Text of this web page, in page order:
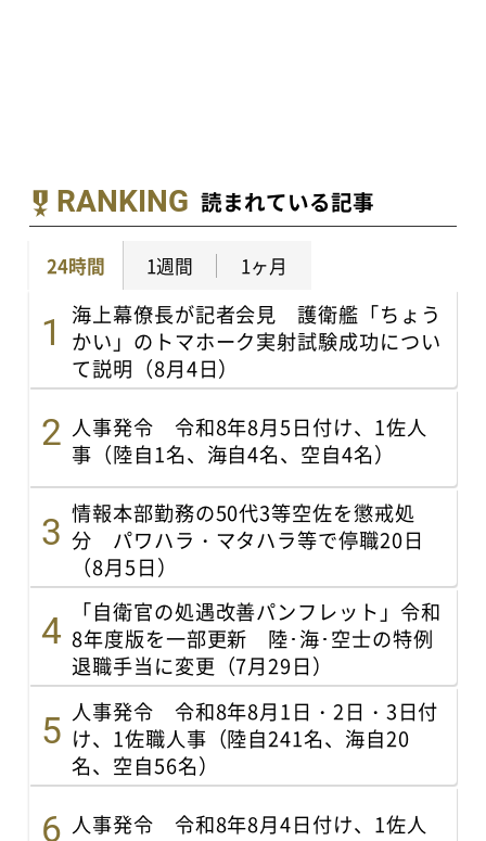
RANKING 読まれている記事
24時間 1週間 1ヶ月
海上幕僚長が記者会見 護衛艦「ちょう
かい」のトマホーク実射試験成功につい
て説明（8月4日）
人事発令 令和8年8月5日付け、1佐人
事（陸自1名、海自4名、空自4名）
情報本部勤務の50代3等空佐を懲戒処
分 パワハラ・マタハラ等で停職20日
（8月5日）
「自衛官の処遇改善パンフレット」令和
8年度版を一部更新 陸･海･空士の特例
退職手当に変更（7月29日）
人事発令 令和8年8月1日・2日・3日付
け、1佐職人事（陸自241名、海自20
名、空自56名）
人事発令 令和8年8月4日付け、1佐人